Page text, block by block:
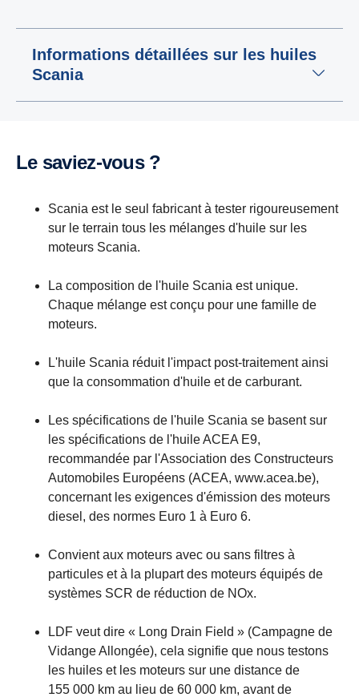
Informations détaillées sur les huiles
Scania
Le saviez-vous ?
Scania est le seul fabricant à tester rigoureusement
sur le terrain tous les mélanges d'huile sur les
moteurs Scania.
La composition de l'huile Scania est unique.
Chaque mélange est conçu pour une famille de
moteurs.
L'huile Scania réduit l'impact post-traitement ainsi
que la consommation d'huile et de carburant.
Les spécifications de l'huile Scania se basent sur
les spécifications de l'huile ACEA E9,
recommandée par l'Association des Constructeurs
Automobiles Européens (ACEA, www.acea.be),
concernant les exigences d'émission des moteurs
diesel, des normes Euro 1 à Euro 6.
Convient aux moteurs avec ou sans filtres à
particules et à la plupart des moteurs équipés de
systèmes SCR de réduction de NOx.
LDF veut dire « Long Drain Field » (Campagne de
Vidange Allongée), cela signifie que nous testons
les huiles et les moteurs sur une distance de
155 000 km au lieu de 60 000 km, avant de